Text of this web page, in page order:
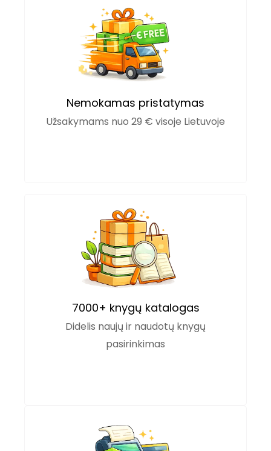
Nemokamas pristatymas
Užsakymams nuo 29 € visoje Lietuvoje
7000+ knygų katalogas
Didelis naujų ir naudotų knygų
pasirinkimas